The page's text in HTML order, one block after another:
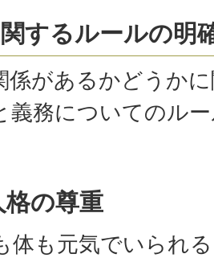
するルールの明
係があるかどうか
義務についてのル
の尊重
体も元気でいられ